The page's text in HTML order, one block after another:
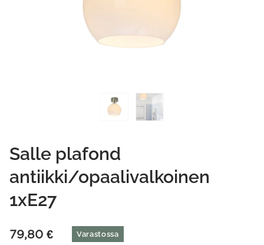
Salle plafond
antiikki/opaalivalkoinen
1xE27
79,80 € Varastossa